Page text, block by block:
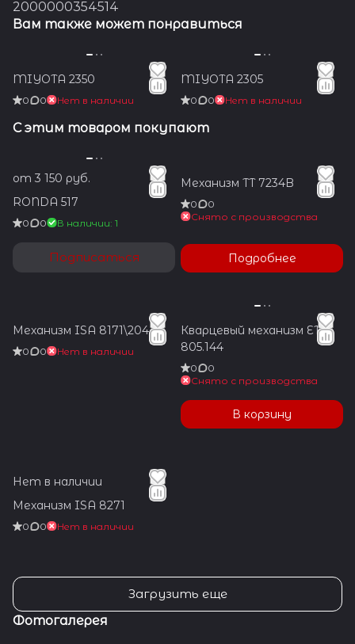
2000000354514
Вам также может понравиться
MIYOTA 2350
0 0 Нет в наличии
MIYOTA 2305
0 0 Нет в наличии
С этим товаром покупают
от 3 150 руб.
RONDA 517
0 0 В наличии: 1
Подписаться
Механизм TT 7234B
0
0
Снято с производства
Подробнее
Механизм ISA 8171\204
0 0 Нет в наличии
Кварцевый механизм ETA
805.144
0
0
Снято с производства
В корзину
Нет в наличии
Механизм ISA 8271
0 0 Нет в наличии
Загрузить еще
Фотогалерея